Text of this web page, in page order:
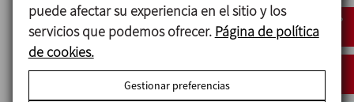
Opciones
Estanqueidad mediante cierre mecánico
doble/refrigerado.
puede afectar su experiencia en el sitio y los
servicios que podemos ofrecer. Página de política
de cookies.
Gestionar preferencias